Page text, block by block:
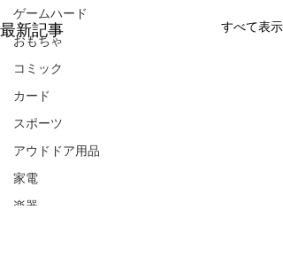
ゲームハード
おもちゃ
コミック
カード
スポーツ
アウドドア用品
家電
楽器
最新記事 すべて表示